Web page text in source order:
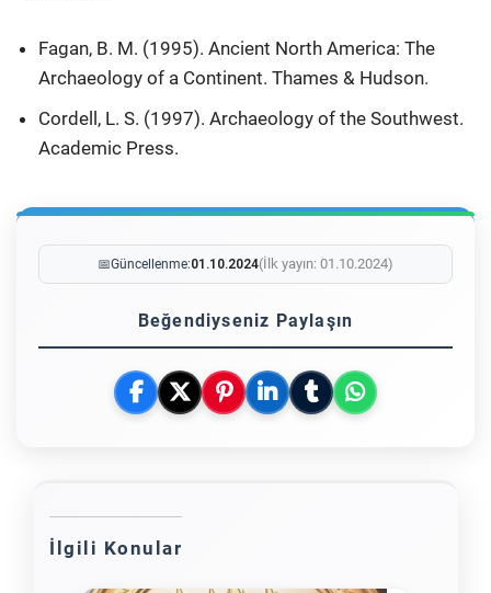
Fagan, B. M. (1995). Ancient North America: The
Archaeology of a Continent. Thames & Hudson.
Cordell, L. S. (1997). Archaeology of the Southwest.
Academic Press.
📅Güncellenme:01.10.2024(İlk yayın: 01.10.2024)
Beğendiyseniz Paylaşın
İlgili Konular